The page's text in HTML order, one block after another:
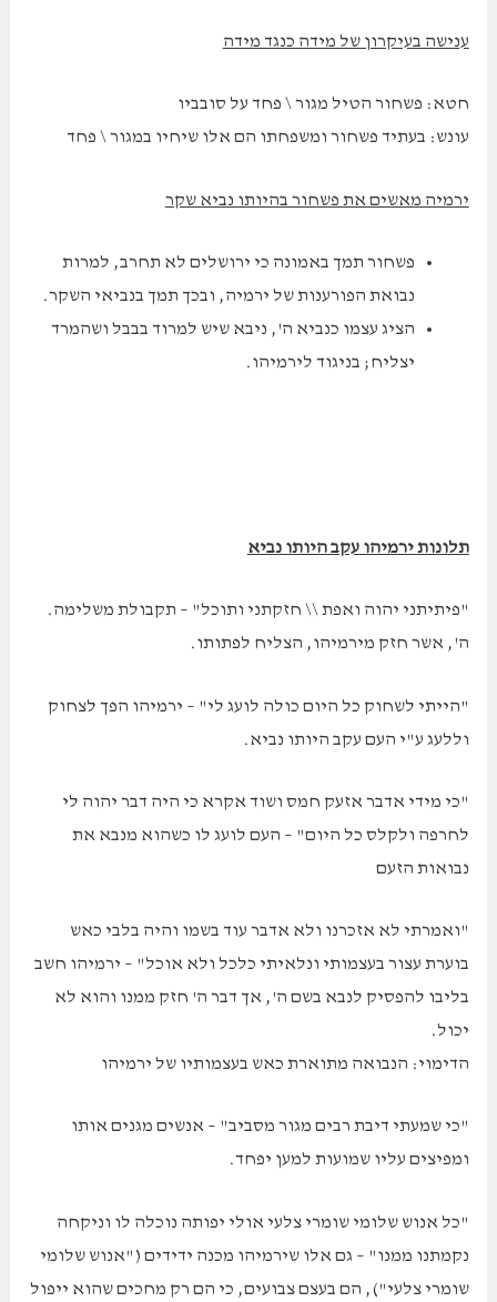
ענישה בעיקרון של מידה כנגד מידה
חטא: פשחור הטיל מגור \ פחד על סובביו
עונש: בעתיד פשחור ומשפחתו הם אלו שיחיו במגור \ פחד
ירמיה מאשים את פשחור בהיותו נביא שקר
פשחור תמך באמונה כי ירושלים לא תחרב, למרות
נבואת הפורענות של ירמיה, ובכך תמך בנביאי השקר.
הציג עצמו כנביא ה', ניבא שיש למרוד בבבל ושהמרד
יצליח; בניגוד לירמיהו.
תלונות ירמיהו עקב היותו נביא
"פיתיתני יהוה ואפת \\ חזקתני ותוכל" – תקבולת משלימה.
ה', אשר חזק מירמיהו, הצליח לפתותו.
"הייתי לשחוק כל היום כולה לועג לי" – ירמיהו הפך לצחוק
וללעג ע"י העם עקב היותו נביא.
"כי מידי אדבר אזעק חמס ושוד אקרא כי היה דבר יהוה לי
לחרפה ולקלס כל היום" – העם לועג לו כשהוא מנבא את
נבואות הזעם
"ואמרתי לא אזכרנו ולא אדבר עוד בשמו והיה בלבי כאש
בוערת עצור בעצמותי ונלאיתי כלכל ולא אוכל" – ירמיהו חשב
בליבו להפסיק לנבא בשם ה', אך דבר ה' חזק ממנו והוא לא
יכול.
הדימוי: הנבואה מתוארת כאש בעצמותיו של ירמיהו
"כי שמעתי דיבת רבים מגור מסביב" – אנשים מגנים אותו
ומפיצים עליו שמועות למען יפחד.
"כל אנוש שלומי שומרי צלעי אולי יפותה נוכלה לו וניקחה
נקמתנו ממנו" – גם אלו שירמיהו מכנה ידידים ("אנוש שלומי
שומרי צלעי"), הם בעצם צבועים, כי הם רק מחכים שהוא ייפול